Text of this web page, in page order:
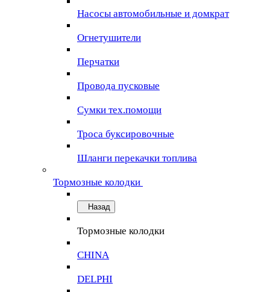
Насосы автомобильные и домкрат
Огнетушители
Перчатки
Провода пусковые
Сумки тех.помощи
Троса буксировочные
Шланги перекачки топлива
Тормозные колодки
Назад
Тормозные колодки
CHINA
DELPHI